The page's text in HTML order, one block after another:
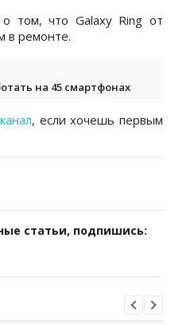
о том, что Galaxy Ring от
в ремонте.
на 45 смартфонах
, если хочешь первым
статьи, подпишись: